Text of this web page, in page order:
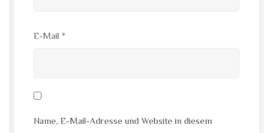
E-Mail *
Name, E-Mail-Adresse und Website in diesem